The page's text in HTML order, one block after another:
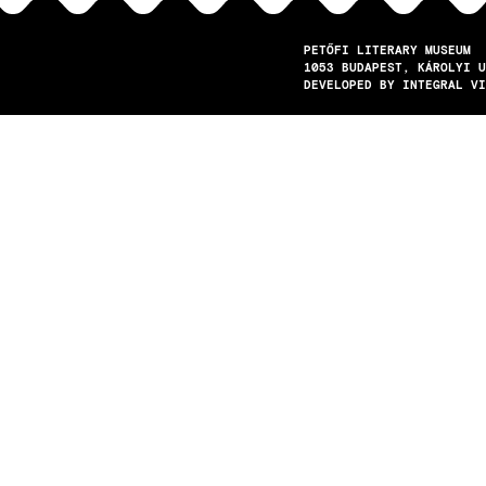
PETŐFI LITERARY MUSEUM
1053
BUDAPEST
KÁROLYI
DEVELOPED BY INTEGRAL